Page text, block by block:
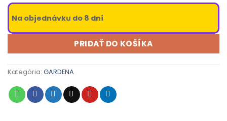
Na objednávku do 8 dní
PRIDAŤ DO KOŠÍKA
Kategória: GARDENA